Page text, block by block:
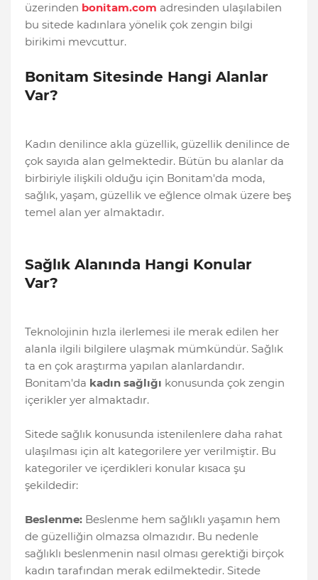
üzerinden bonitam.com adresinden ulaşılabilen
bu sitede kadınlara yönelik çok zengin bilgi
birikimi mevcuttur.
Bonitam Sitesinde Hangi Alanlar
Var?
Kadın denilince akla güzellik, güzellik denilince de
çok sayıda alan gelmektedir. Bütün bu alanlar da
birbiriyle ilişkili olduğu için Bonitam'da moda,
sağlık, yaşam, güzellik ve eğlence olmak üzere beş
temel alan yer almaktadır.
Sağlık Alanında Hangi Konular
Var?
Teknolojinin hızla ilerlemesi ile merak edilen her
alanla ilgili bilgilere ulaşmak mümkündür. Sağlık
ta en çok araştırma yapılan alanlardandır.
Bonitam'da kadın sağlığı konusunda çok zengin
içerikler yer almaktadır.
Sitede sağlık konusunda istenilenlere daha rahat
ulaşılması için alt kategorilere yer verilmiştir. Bu
kategoriler ve içerdikleri konular kısaca şu
şekildedir:
Beslenme: Beslenme hem sağlıklı yaşamın hem
de güzelliğin olmazsa olmazıdır. Bu nedenle
sağlıklı beslenmenin nasıl olması gerektiği birçok
kadın tarafından merak edilmektedir. Sitede